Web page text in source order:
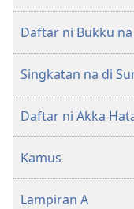
Daftar ni Bukku
Singkatan na di
Daftar ni Akka
Kamus
Lampiran A